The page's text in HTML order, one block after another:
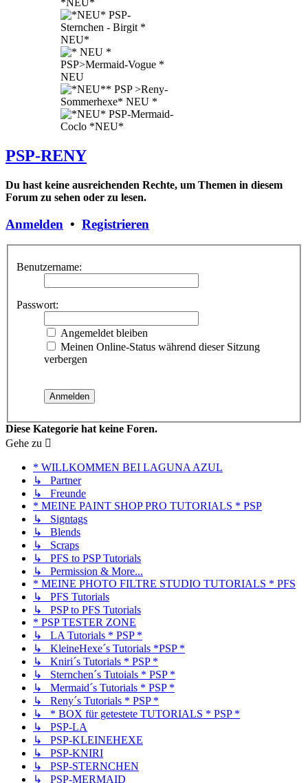
PSP-RENY
Du hast keine ausreichenden Rechte, um Themen in diesem
Forum zu sehen oder zu lesen.
Anmelden • Registrieren
Benutzername:
Passwort:
Angemeldet bleiben
Meinen Online-Status während dieser Sitzung
verbergen
Diese Kategorie hat keine Foren.
Gehe zu
* WILLKOMMEN BEI LAGUNA AZUL
↳ Partner
↳ Freunde
* MEINE PAINT SHOP PRO TUTORIALS * PSP
↳ Signtags
↳ Blends
↳ Scraps
↳ PFS to PSP Tutorials
↳ Permission & More...
* MEINE PHOTO FILTRE STUDIO TUTORIALS * PFS
↳ PFS Tutorials
↳ PSP to PFS Tutorials
* PSP TESTER ZONE
↳ LA Tutorials * PSP *
↳ KleineHexe´s Tutorials *PSP *
↳ Kniri´s Tutorials * PSP *
↳ Sternchen´s Tutoials * PSP *
↳ Mermaid´s Tutorials * PSP *
↳ Reny´s Tutorials * PSP *
↳ * BOX für getestete TUTORIALS * PSP *
↳ PSP-LA
↳ PSP-KLEINEHEXE
↳ PSP-KNIRI
↳ PSP-STERNCHEN
↳ PSP-MERMAID